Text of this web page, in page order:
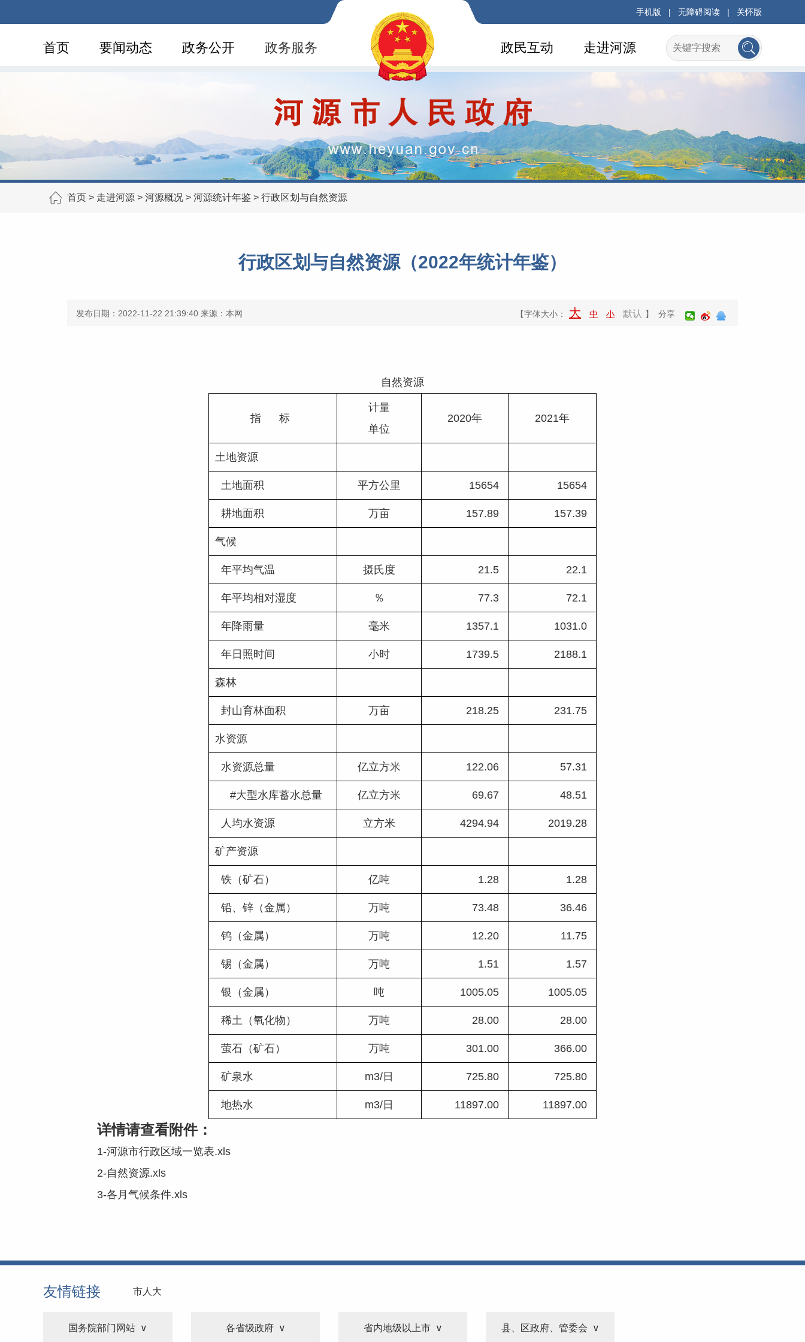
手机版 | 无障碍阅读 | 关怀版
首页 要闻动态 政务公开 政务服务 走进河源
政民互动
首页 > 走进河源 > 河源概况 > 河源统计年鉴 > 行政区划与自然资源
行政区划与自然资源（2022年统计年鉴）
发布日期：2022-11-22 21:39:40 来源：本网 【字体大小： 大 中 小 默认 】 分享
自然资源
指      标
计量
单位
2020年 2021年
土地资源
土地面积 平方公里 15654 15654
耕地面积 万亩 157.89 157.39
气候
年平均气温 摄氏度 21.5 22.1
年平均相对湿度 ％ 77.3 72.1
年降雨量 毫米 1357.1 1031.0
年日照时间 小时 1739.5 2188.1
森林
封山育林面积 万亩 218.25 231.75
水资源
水资源总量 亿立方米 122.06 57.31
#大型水库蓄水总量 亿立方米 69.67 48.51
人均水资源 立方米 4294.94 2019.28
矿产资源
铁（矿石） 亿吨 1.28 1.28
铅、锌（金属） 万吨 73.48 36.46
钨（金属） 万吨 12.20 11.75
锡（金属） 万吨 1.51 1.57
银（金属） 吨 1005.05 1005.05
稀土（氧化物） 万吨 28.00 28.00
萤石（矿石） 万吨 301.00 366.00
矿泉水 m3/日 725.80 725.80
地热水 m3/日 11897.00 11897.00
详情请查看附件：
1-河源市行政区域一览表.xls
2-自然资源.xls
3-各月气候条件.xls
友情链接 市人大
国务院部门网站 各省级政府 省内地级以上市 县、区政府、管委会